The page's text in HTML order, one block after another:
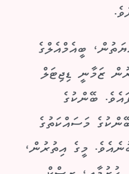
ބީއެމްއެލްގެ
ޒަމާނީ ޑިޖިޓަލް
ބޭންކުގެ
މަސައްކަތުގެ
މީގެ އިތުރުން،